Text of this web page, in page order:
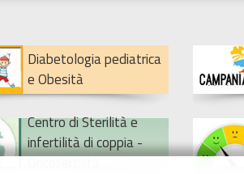
Diabetologia pediatrica
e Obesità
Centro di Sterilità e
infertilità di coppia -
Oncofertilità